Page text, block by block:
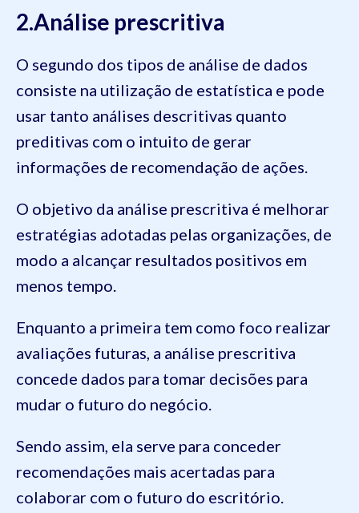
2.Análise prescritiva
O segundo dos tipos de análise de dados
consiste na utilização de estatística e pode
usar tanto análises descritivas quanto
preditivas com o intuito de gerar
informações de recomendação de ações.
O objetivo da análise prescritiva é melhorar
estratégias adotadas pelas organizações, de
modo a alcançar resultados positivos em
menos tempo.
Enquanto a primeira tem como foco realizar
avaliações futuras, a análise prescritiva
concede dados para tomar decisões para
mudar o futuro do negócio.
Sendo assim, ela serve para conceder
recomendações mais acertadas para
colaborar com o futuro do escritório.